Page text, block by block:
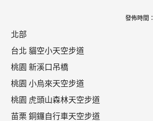
發佈時間：
北部
台北 貓空小天空步道
桃園 新溪口吊橋
桃園 小烏來天空步道
桃園 虎頭山森林天空步道
苗栗 銅鑼自行車天空步道